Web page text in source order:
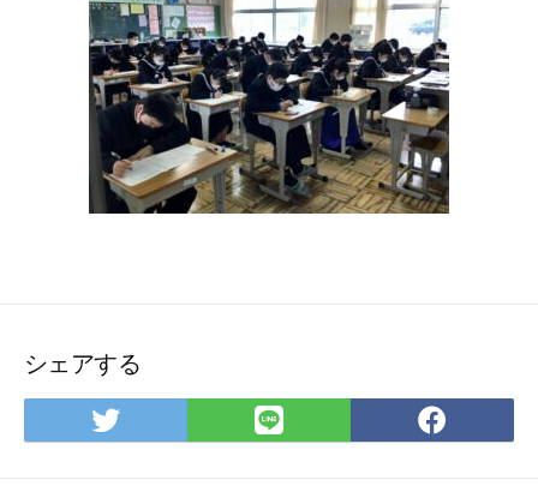
シェアする
Twitter
で
LINE
で
で